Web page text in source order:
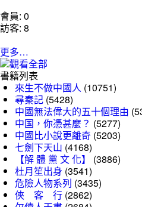
會員: 0
訪客: 8
更多…
書籍列表
來生不做中國人 (10751)
尋秦記 (5428)
中國無法偉大的五十個理由
中国，你憑甚麼？ (5277)
中國比小說更離奇 (5203)
七劍下天山 (4168)
【解 體 黨 文 化】
(3886)
杜月笙出身 (3541)
危險人物系列 (3435)
俠 客 行 (2862)